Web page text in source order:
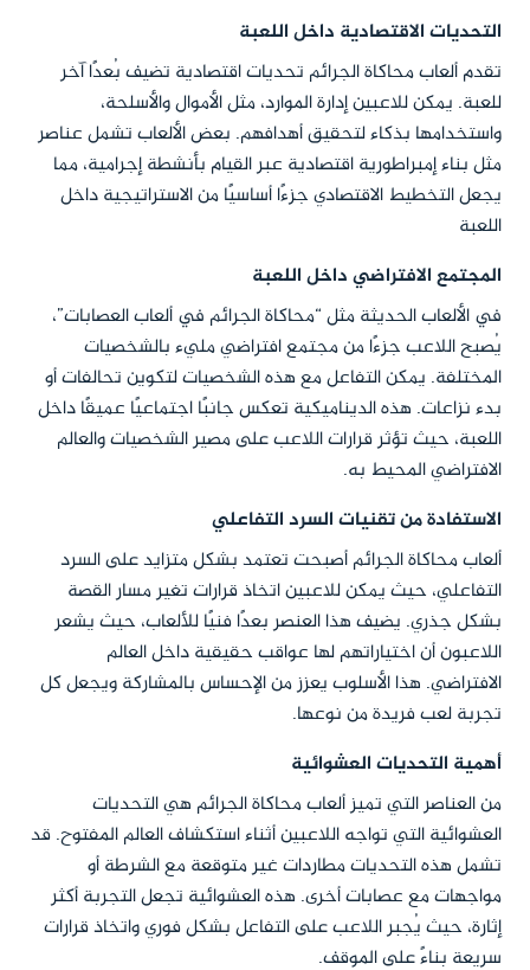
التحديات الاقتصادية داخل اللعبة
تقدم ألعاب محاكاة الجرائم تحديات اقتصادية تضيف بُعدًا آخر
للعبة. يمكن للاعبين إدارة الموارد، مثل الأموال والأسلحة،
واستخدامها بذكاء لتحقيق أهدافهم. بعض الألعاب تشمل عناصر
مثل بناء إمبراطورية اقتصادية عبر القيام بأنشطة إجرامية، مما
يجعل التخطيط الاقتصادي جزءًا أساسيًا من الاستراتيجية داخل
اللعبة
المجتمع الافتراضي داخل اللعبة
في الألعاب الحديثة مثل “محاكاة الجرائم في ألعاب العصابات”،
يُصبح اللاعب جزءًا من مجتمع افتراضي مليء بالشخصيات
المختلفة. يمكن التفاعل مع هذه الشخصيات لتكوين تحالفات أو
بدء نزاعات. هذه الديناميكية تعكس جانبًا اجتماعيًا عميقًا داخل
اللعبة، حيث تؤثر قرارات اللاعب على مصير الشخصيات والعالم
الافتراضي المحيط به.
الاستفادة من تقنيات السرد التفاعلي
ألعاب محاكاة الجرائم أصبحت تعتمد بشكل متزايد على السرد
التفاعلي، حيث يمكن للاعبين اتخاذ قرارات تغير مسار القصة
بشكل جذري. يضيف هذا العنصر بعدًا فنيًا للألعاب، حيث يشعر
اللاعبون أن اختياراتهم لها عواقب حقيقية داخل العالم
الافتراضي. هذا الأسلوب يعزز من الإحساس بالمشاركة ويجعل كل
تجربة لعب فريدة من نوعها.
أهمية التحديات العشوائية
من العناصر التي تميز ألعاب محاكاة الجرائم هي التحديات
العشوائية التي تواجه اللاعبين أثناء استكشاف العالم المفتوح. قد
تشمل هذه التحديات مطاردات غير متوقعة مع الشرطة أو
مواجهات مع عصابات أخرى. هذه العشوائية تجعل التجربة أكثر
إثارة، حيث يُجبر اللاعب على التفاعل بشكل فوري واتخاذ قرارات
سريعة بناءً على الموقف.